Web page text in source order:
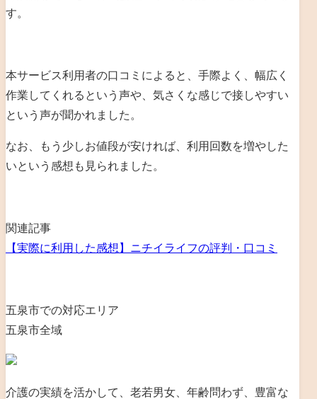
す。
本サービス利用者の口コミによると、手際よく、幅広く
作業してくれるという声や、気さくな感じで接しやすい
という声が聞かれました。
なお、もう少しお値段が安ければ、利用回数を増やした
いという感想も見られました。
関連記事
【実際に利用した感想】ニチイライフの評判・口コミ
五泉市での対応エリア
五泉市全域
介護の実績を活かして、老若男女、年齢問わず、豊富な